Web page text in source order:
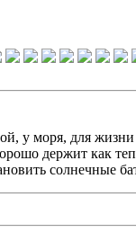
у моря, для
держит как